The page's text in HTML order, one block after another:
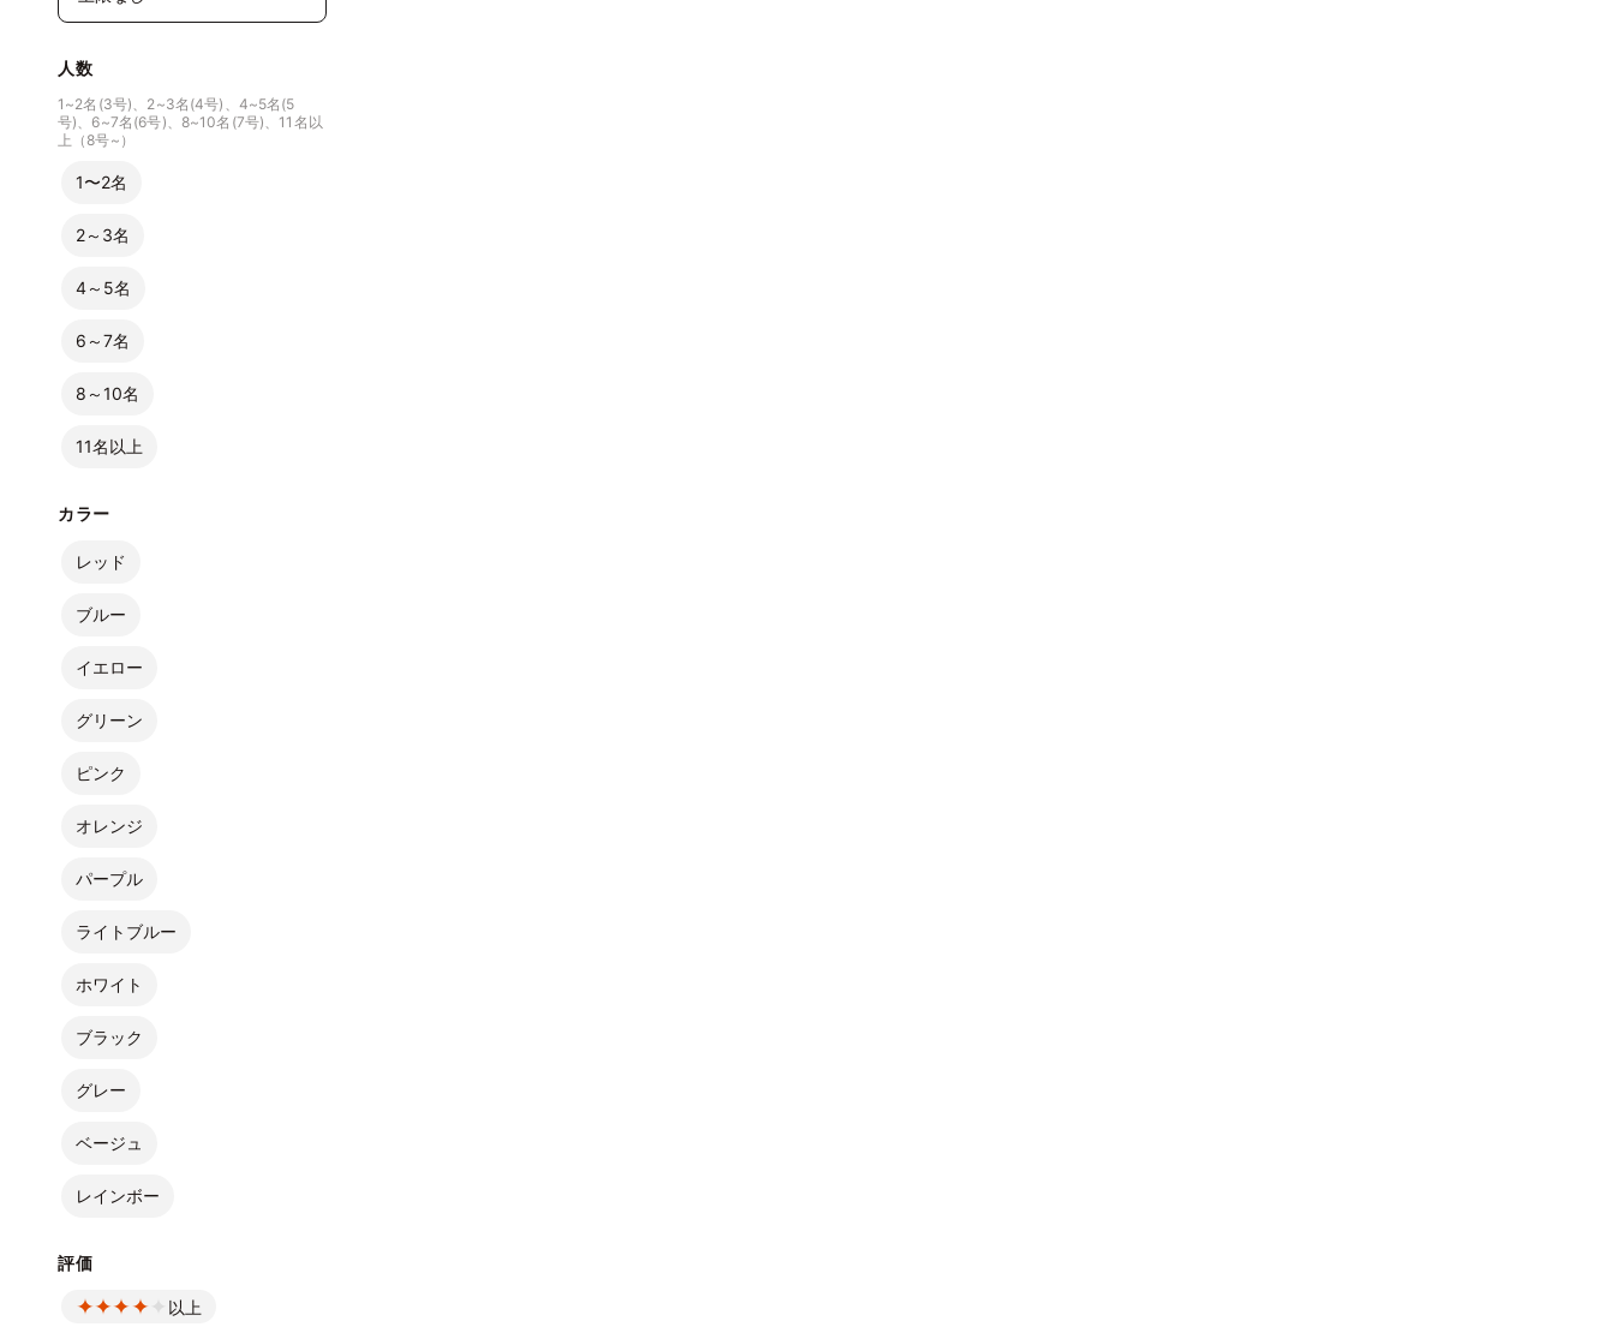
人数
1~2名(3号)、2~3名(4号)、4~5名(5
号)、6~7名(6号)、8~10名(7号)、11名以
上（8号~）
1〜2名
2～3名
4～5名
6～7名
8～10名
11名以上
カラー
レッド
ブルー
イエロー
グリーン
ピンク
オレンジ
パープル
ライトブルー
ホワイト
ブラック
グレー
ベージュ
レインボー
評価
以上